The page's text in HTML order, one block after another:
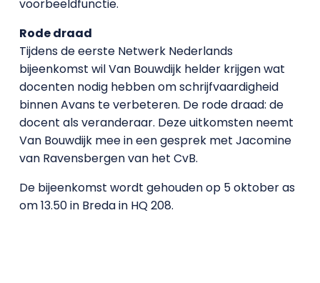
voorbeeldfunctie.
Rode draad
Tijdens de eerste Netwerk Nederlands
bijeenkomst wil Van Bouwdijk helder krijgen wat
docenten nodig hebben om schrijfvaardigheid
binnen Avans te verbeteren. De rode draad: de
docent als veranderaar. Deze uitkomsten neemt
Van Bouwdijk mee in een gesprek met Jacomine
van Ravensbergen van het CvB.
De bijeenkomst wordt gehouden op 5 oktober as
om 13.50 in Breda in HQ 208.